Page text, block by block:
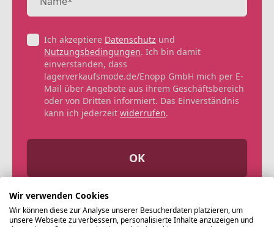
Ich akzeptiere Datenschutz und
Nutzungsbedingungen. Ich bin damit
einverstanden, dass
lagerverkaufsmode.de/Enopp GmbH mich per E-
Mail über Angebote aus ihrem Geschäftsbereich
oder von Dritten informiert. Das Einverständnis
kann ich jederzeit widerrufen.
OK
Wir verwenden Cookies
Wir können diese zur Analyse unserer Besucherdaten platzieren, um
unsere Webseite zu verbessern, personalisierte Inhalte anzuzeigen und